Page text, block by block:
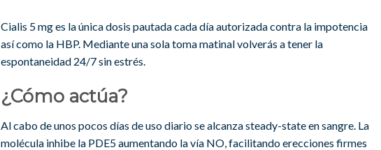
Cialis 5 mg es la única dosis pautada cada día autorizada contra la impotencia
así como la HBP. Mediante una sola toma matinal volverás a tener la
espontaneidad 24/7 sin estrés.
¿Cómo actúa?
Al cabo de unos pocos días de uso diario se alcanza steady-state en sangre. La
molécula inhibe la PDE5 aumentando la vía NO, facilitando erecciones firmes